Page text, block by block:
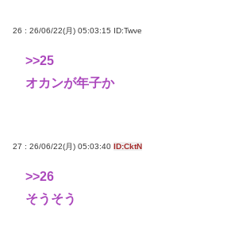
26 : 26/06/22(月) 05:03:15 ID:Twve
>>25
オカンが年子か
27 : 26/06/22(月) 05:03:40 ID:CktN
>>26
そうそう